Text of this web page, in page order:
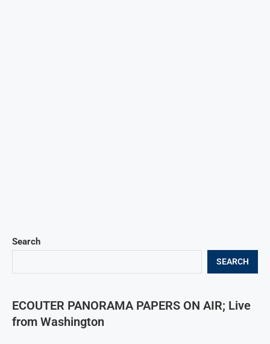
Search
SEARCH
ECOUTER PANORAMA PAPERS ON AIR; Live
from Washington